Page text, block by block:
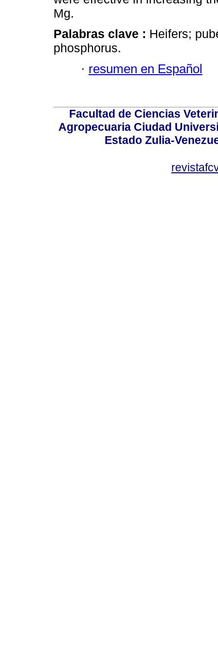
Mg.
Palabras clave : Heifers;
phosphorus.
· resumen en Español
Facultad de Ciencias
Agropecuaria Ciudad
Estado Zulia-